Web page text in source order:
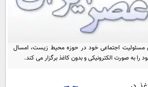
یک برش دانایی
سفر و تفریح
علم و دانش
علمی
گوناگون
سرگرمی
فیلم
مسئولیت اجتماعی خود در حوزه محیط زیست، امسال
به صورت الکترونیکی و بدون کاغذ برگزار می کند.